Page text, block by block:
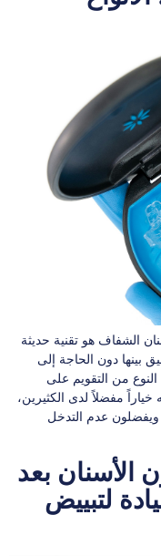
الشفاف هو تقنية حديثة
بينها دون الحاجة إلى
النوع من التقويم على
خياراً مفضلاً لدى الكثيرين،
ويفضلون عدم التدخل
الأسنان بعد
لتبييض